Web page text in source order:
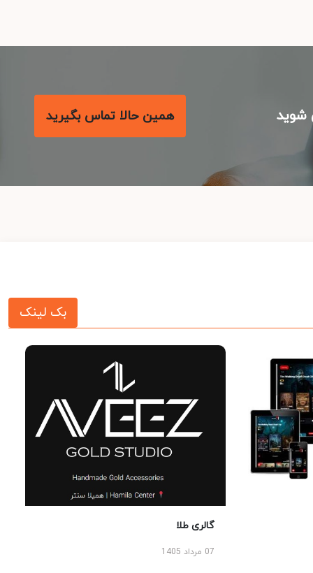
همین حالا تماس بگیرید
بک لینک
گالری طلا
07 مرداد 1405